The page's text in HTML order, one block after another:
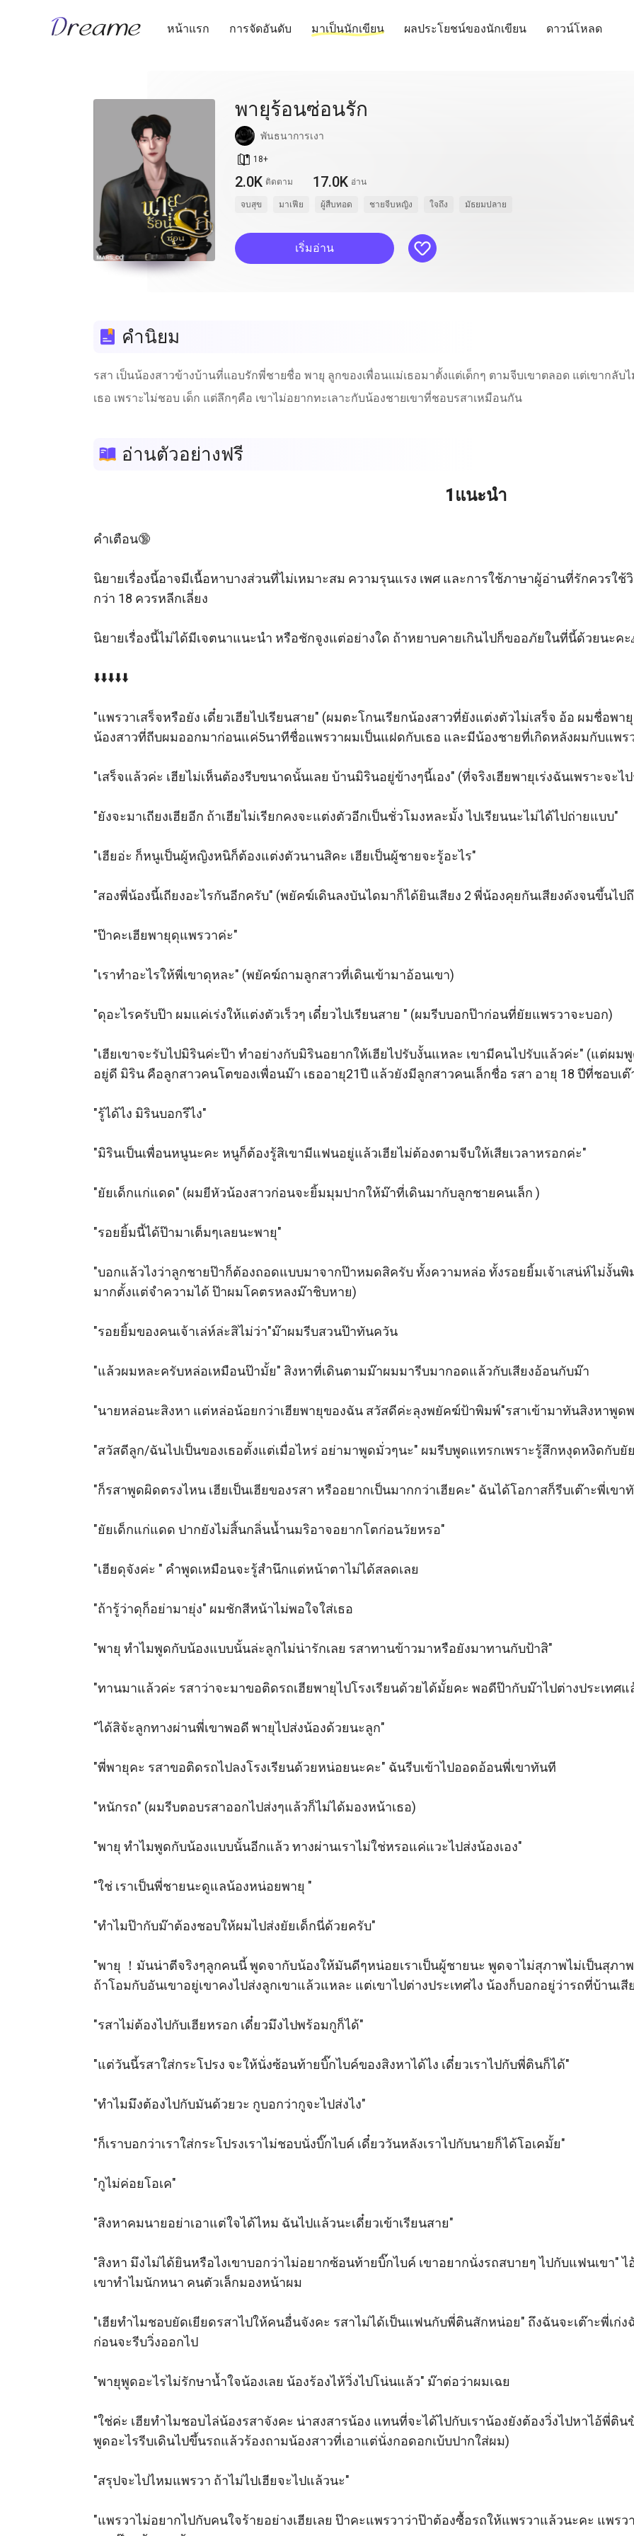
หน้าแรก การจัดอันดับ มาเป็นนักเขียน ผลประโยชน์ของนักเขียน ดาวน์โหลด
พายุร้อนซ่อนรัก
พันธนาการเงา
book_age 18+
2.0K ติดตาม 17.0K อ่าน
จบสุข มาเฟีย ผู้สืบทอด ชายจีบหญิง ใจถึง มัธยมปลาย
เริ่มอ่าน like
คำนิยม
รสา เป็นน้องสาวข้างบ้านที่แอบรักพี่ชายชื่อ พายุ ลูกของเพื่อนแม่เธอมาตั้งแต่เด็กๆ ตามจีบเขาตลอด แต่เขากลั
เธอ เพราะไม่ชอบ เด็ก แต่ลึกๆคือ เขาไม่อยากทะเลาะกับน้องชายเขาที่ชอบรสาเหมือนกัน
อ่านตัวอย่างฟรี
1แนะนำ
คำเตือน🔞
นิยายเรื่องนี้อาจมีเนื้อหาบางส่วนที่ไม่เหมาะสม ความรุนแรง เพศ และการใช้ภาษาผู้อ่านที่รักควร
กว่า 18 ควรหลีกเลี่ยง
นิยายเรื่องนี้ไม่ได้มีเจตนาแนะนำ หรือชักจูงแต่อย่างใด ถ้าหยาบคายเกินไปก็ขออภัยในที่นี้ด้วยนะคะ
⬇️⬇️⬇️⬇️⬇️
"แพรวาเสร็จหรือยัง เดี๋ยวเฮียไปเรียนสาย" (ผมตะโกนเรียกน้องสาวที่ยังแต่งตัวไม่เสร็จ อ้อ ผมชื่อพ
น้องสาวที่ถีบผมออกมาก่อนแค่5นาทีชื่อแพรวาผมเป็นแฝดกับเธอ และมีน้องชายที่เกิดหลังผมกับแพร
"เสร็จแล้วค่ะ เฮียไม่เห็นต้องรีบขนาดนั้นเลย บ้านมิรินอยู่ข้างๆนี้เอง" (ที่จริงเฮียพายุเร่งฉันเพราะจะไ
"ยังจะมาเถียงเฮียอีก ถ้าเฮียไม่เรียกคงจะแต่งตัวอีกเป็นชั่วโมงหละมั้ง ไปเรียนนะไม่ได้ไปถ่ายแบบ"
"เฮียอ่ะ ก็หนูเป็นผู้หญิงหนิก็ต้องแต่งตัวนานสิคะ เฮียเป็นผู้ชายจะรู้อะไร"
"สองพี่น้องนี้เถียงอะไรกันอีกครับ" (พยัคฆ์เดินลงบันไดมาก็ได้ยินเสียง 2 พี่น้องคุยกันเสียงดังจนขึ้นไป
"ป๊าคะเฮียพายุดุแพรวาค่ะ"
"เราทำอะไรให้พี่เขาดุหละ" (พยัคฆ์ถามลูกสาวที่เดินเข้ามาอ้อนเขา)
"ดุอะไรครับป๊า ผมแค่เร่งให้แต่งตัวเร็วๆ เดี๋ยวไปเรียนสาย " (ผมรีบบอกป๊าก่อนที่ยัยแพรวาจะบอก)
"เฮียเขาจะรับไปมิรินค่ะป๊า ทำอย่างกับมิรินอยากให้เฮียไปรับงั้นแหละ เขามีคนไปรับแล้วค่ะ" (แต่ผม
อยู่ดี มิริน คือลูกสาวคนโตของเพื่อนม๊า เธออายุ21ปี แล้วยังมีลูกสาวคนเล็กชื่อ รสา อายุ 18 ปีที่ชอบเ
"รู้ได้ไง มิรินบอกรึไง"
"มิรินเป็นเพื่อนหนูนะคะ หนูก็ต้องรู้สิเขามีแฟนอยู่แล้วเฮียไม่ต้องตามจีบให้เสียเวลาหรอกค่ะ"
"ยัยเด็กแก่แดด" (ผมยีหัวน้องสาวก่อนจะยิ้มมุมปากให้ม๊าที่เดินมากับลูกชายคนเล็ก )
"รอยยิ้มนี้ได้ป๊ามาเต็มๆเลยนะพายุ"
"บอกแล้วไงว่าลูกชายป๊าก็ต้องถอดแบบมาจากป๊าหมดสิครับ ทั้งความหล่อ ทั้งรอยยิ้มเจ้าเสน่ห์ไม่งั้นพิ
มากตั้งแต่จำความได้ ป๊าผมโคตรหลงม๊าชิบหาย)
"รอยยิ้มของคนเจ้าเล่ห์ล่ะสิไม่ว่า"ม๊าผมรีบสวนป๊าทันควัน
"แล้วผมหละครับหล่อเหมือนป๊ามั้ย" สิงหาที่เดินตามม๊าผมมารีบมากอดแล้วกับเสียงอ้อนกับม๊า
"นายหล่อนะสิงหา แต่หล่อน้อยกว่าเฮียพายุของฉัน สวัสดีค่ะลุงพยัคฆ์ป้าพิมพ์"รสาเข้ามาทันสิงหาพูด
"สวัสดีลูก/ฉันไปเป็นของเธอตั้งแต่เมื่อไหร่ อย่ามาพูดมั่วๆนะ" ผมรีบพูดแทรกเพราะรู้สึกหงุดหงิดกับยั
"ก็รสาพูดผิดตรงไหน เฮียเป็นเฮียของรสา หรืออยากเป็นมากกว่าเฮียคะ" ฉันได้โอกาสก็รีบเต๊าะพี่เขา
"ยัยเด็กแก่แดด ปากยังไม่สิ้นกลิ่นน้ำนมริอาจอยากโตก่อนวัยหรอ"
"เฮียดุจังค่ะ " คำพูดเหมือนจะรู้สำนึกแต่หน้าตาไม่ได้สลดเลย
"ถ้ารู้ว่าดุก็อย่ามายุ่ง" ผมชักสีหน้าไม่พอใจใส่เธอ
"พายุ ทำไมพูดกับน้องแบบนั้นล่ะลูกไม่น่ารักเลย รสาทานข้าวมาหรือยังมาทานกับป้าสิ"
"ทานมาแล้วค่ะ รสาว่าจะมาขอติดรถเฮียพายุไปโรงเรียนด้วยได้มั้ยคะ พอดีป๊ากับม๊าไปต่างประเทศ
"ได้สิจ้ะลูกทางผ่านพี่เขาพอดี พายุไปส่งน้องด้วยนะลูก"
"พี่พายุคะ รสาขอติดรถไปลงโรงเรียนด้วยหน่อยนะคะ" ฉันรีบเข้าไปออดอ้อนพี่เขาทันที
"หนักรถ" (ผมรีบตอบรสาออกไปส่งๆแล้วก็ไม่ได้มองหน้าเธอ)
"พายุ ทำไมพูดกับน้องแบบนั้นอีกแล้ว ทางผ่านเราไม่ใช่หรอแค่แวะไปส่งน้องเอง"
"ใช่ เราเป็นพี่ชายนะดูแลน้องหน่อยพายุ "
"ทำไมป๊ากับม๊าต้องชอบให้ผมไปส่งยัยเด็กนี่ด้วยครับ"
"พายุ ！มันน่าตีจริงๆลูกคนนี้ พูดจากับน้องให้มันดีๆหน่อยเราเป็นผู้ชายนะ พูดจาไม่สุภาพไม่เป็นสุภา
ถ้าโอมกับอันเขาอยู่เขาคงไปส่งลูกเขาแล้วแหละ แต่เขาไปต่างประเทศไง น้องก็บอกอยู่ว่ารถที่บ้านเสี
"รสาไม่ต้องไปกับเฮียหรอก เดี๋ยวมึงไปพร้อมกูก็ได้"
"แต่วันนี้รสาใส่กระโปรง จะให้นั่งซ้อนท้ายบิ๊กไบค์ของสิงหาได้ไง เดี๋ยวเราไปกับพี่ตินก็ได้"
"ทำไมมึงต้องไปกับมันด้วยวะ กูบอกว่ากูจะไปส่งไง"
"ก็เราบอกว่าเราใส่กระโปรงเราไม่ชอบนั่งบิ๊กไบค์ เดี๋ยววันหลังเราไปกับนายก็ได้โอเคมั้ย"
"กูไม่ค่อยโอเค"
"สิงหาคมนายอย่าเอาแต่ใจได้ไหม ฉันไปแล้วนะเดี๋ยวเข้าเรียนสาย"
"สิงหา มึงไม่ได้ยินหรือไงเขาบอกว่าไม่อยากซ้อนท้ายบิ๊กไบค์ เขาอยากนั่งรถสบายๆ ไปกับแฟนเขา"
เขาทำไมนักหนา คนตัวเล็กมองหน้าผม
"เฮียทำไมชอบยัดเยียดรสาไปให้คนอื่นจังคะ รสาไม่ได้เป็นแฟนกับพี่ตินสักหน่อย" ถึงฉันจะเต๊าะพี่เก่
ก่อนจะรีบวิ่งออกไป
"พายุพูดอะไรไม่รักษาน้ำใจน้องเลย น้องร้องไห้วิ่งไปโน่นแล้ว" ม๊าต่อว่าผมเฉย
"ใช่ค่ะ เฮียทำไมชอบไล่น้องรสาจังคะ น่าสงสารน้อง แทนที่จะได้ไปกับเราน้องยังต้องวิ่งไปหาไอ้พี่ติน
พูดอะไรรีบเดินไปขึ้นรถแล้วร้องถามน้องสาวที่เอาแต่นั่งกอดอกเบ้บปากใส่ผม)
"สรุปจะไปไหมแพรวา ถ้าไม่ไปเฮียจะไปแล้วนะ"
"แพรวาไม่อยากไปกับคนใจร้ายอย่างเฮียเลย ป๊าคะแพรวาว่าป๊าต้องซื้อรถให้แพรวาแล้วนะคะ แพร